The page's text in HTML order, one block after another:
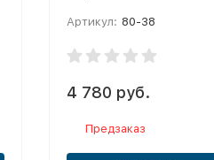
Артикул: 80-38
4 780 руб.
Предзаказ